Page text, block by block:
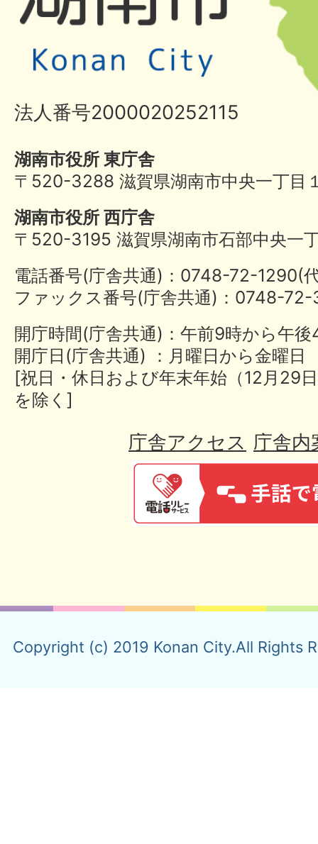
法人番号2000020252115
湖南市役所 東庁舎
〒520-3288 滋賀県湖南市中央一丁目
湖南市役所 西庁舎
〒520-3195 滋賀県湖南市石部中央一
電話番号(庁舎共通)：0748-72-
ファックス番号(庁舎共通)：0748-
開庁時間(庁舎共通)：午前9時から午
開庁日(庁舎共通) ：月曜日から金曜日
[祝日・休日および年末年始（12月29
を除く]
庁舎アクセス 庁舎内
Copyright (c) 2019 Konan City.All Rights